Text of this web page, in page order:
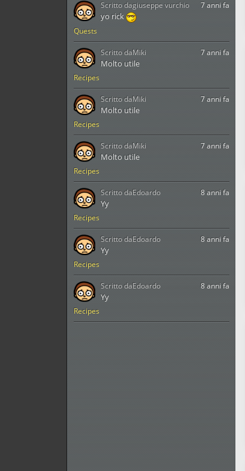
Quests
7 anni fa
yo rick
Scritto dagiuseppe vurchio
Recipes
7 anni fa
Molto utile
Scritto daMiki
Recipes
7 anni fa
Molto utile
Scritto daMiki
Recipes
7 anni fa
Molto utile
Scritto daMiki
Recipes
8 anni fa
Yy
Scritto daEdoardo
Recipes
8 anni fa
Yy
Scritto daEdoardo
Recipes
8 anni fa
Yy
Scritto daEdoardo